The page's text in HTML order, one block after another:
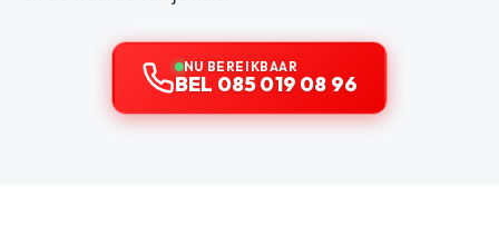
NU BEREIKBAAR
BEL 085 019 08 96